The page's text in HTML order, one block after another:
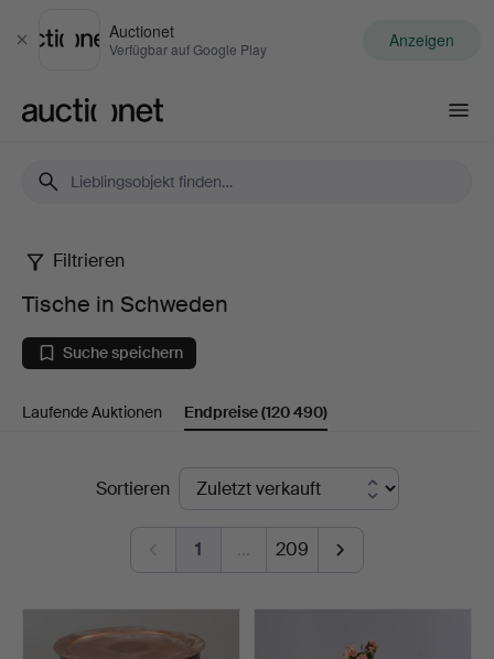
Schließen
Auctionet
Verfügbar auf Google Play Anzeigen
Tische
in
Schweden
Filtrieren
Tische in Schweden
Suche speichern
Laufende Auktionen Endpreise(120 490)
EndpreiseSortieren
1 … 209